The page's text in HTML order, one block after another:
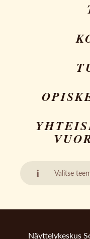
i Valitse
Näyttelykeskus